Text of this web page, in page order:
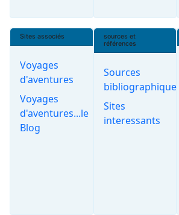
Sites associés
Voyages
d'aventures
Voyages
d'aventures...le
Blog
sources et
références
Sources
bibliographiques
Sites
interessants